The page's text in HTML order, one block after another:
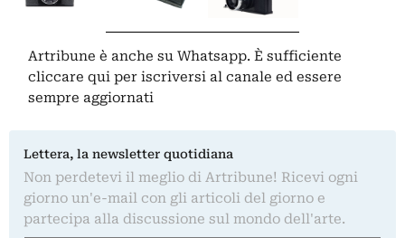
Artribune è anche su Whatsapp. È sufficiente
cliccare qui per iscriversi al canale ed essere
sempre aggiornati
Lettera, la newsletter quotidiana
Non perdetevi il meglio di Artribune! Ricevi ogni
giorno un'e-mail con gli articoli del giorno e
partecipa alla discussione sul mondo dell'arte.